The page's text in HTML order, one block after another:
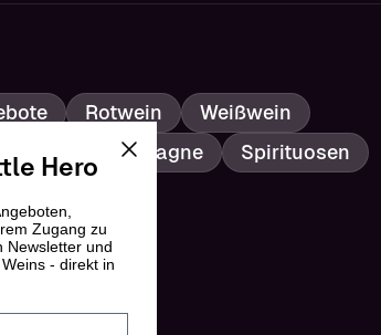
Rotwein
Weißwein
Champagne
Spirituosen
Hero
Zugang zu
Newsletter und
- direkt in